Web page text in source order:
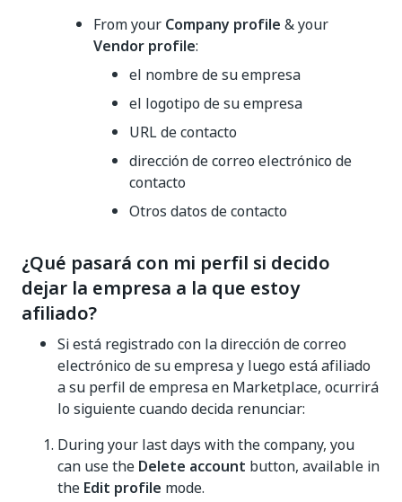
From your Company profile & your
Vendor profile:
el nombre de su empresa
el logotipo de su empresa
URL de contacto
dirección de correo electrónico de
contacto
Otros datos de contacto
¿Qué pasará con mi perfil si decido
dejar la empresa a la que estoy
afiliado?
Si está registrado con la dirección de correo
electrónico de su empresa y luego está afiliado
a su perfil de empresa en Marketplace, ocurrirá
lo siguiente cuando decida renunciar:
During your last days with the company, you
can use the Delete account button, available in
the Edit profile mode.